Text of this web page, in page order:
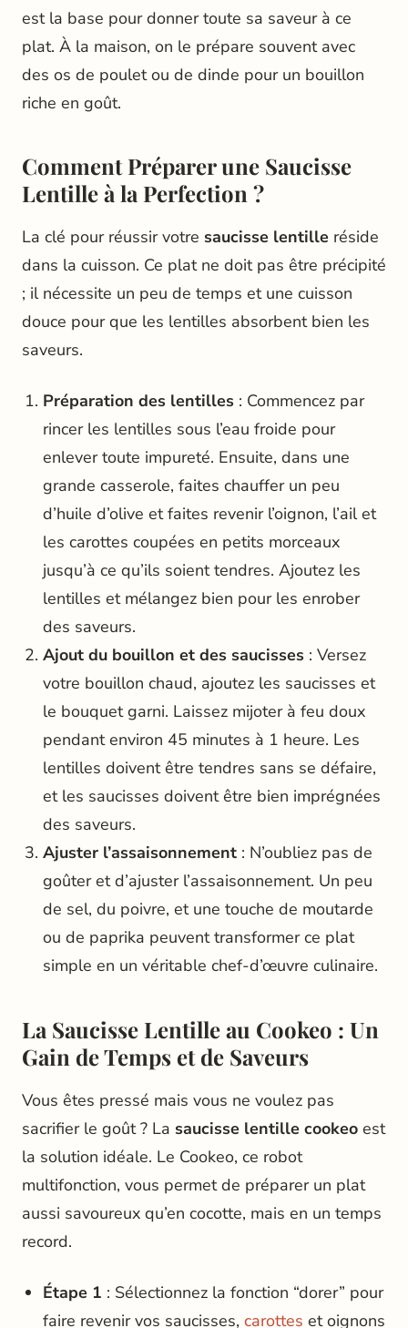
est la base pour donner toute sa saveur à ce
plat. À la maison, on le prépare souvent avec
des os de poulet ou de dinde pour un bouillon
riche en goût.
Comment Préparer une Saucisse
Lentille à la Perfection ?
La clé pour réussir votre saucisse lentille réside
dans la cuisson. Ce plat ne doit pas être précipité
; il nécessite un peu de temps et une cuisson
douce pour que les lentilles absorbent bien les
saveurs.
Préparation des lentilles: Commencez par
rincer les lentilles sous l’eau froide pour
enlever toute impureté. Ensuite, dans une
grande casserole, faites chauffer un peu
d’huile d’olive et faites revenir l’oignon, l’ail et
les carottes coupées en petits morceaux
jusqu’à ce qu’ils soient tendres. Ajoutez les
lentilles et mélangez bien pour les enrober
des saveurs.
Ajout du bouillon et des saucisses: Versez
votre bouillon chaud, ajoutez les saucisses et
le bouquet garni. Laissez mijoter à feu doux
pendant environ 45 minutes à 1 heure. Les
lentilles doivent être tendres sans se défaire,
et les saucisses doivent être bien imprégnées
des saveurs.
Ajuster l’assaisonnement: N’oubliez pas de
goûter et d’ajuster l’assaisonnement. Un peu
de sel, du poivre, et une touche de moutarde
ou de paprika peuvent transformer ce plat
simple en un véritable chef-d’œuvre culinaire.
La Saucisse Lentille au Cookeo : Un
Gain de Temps et de Saveurs
Vous êtes pressé mais vous ne voulez pas
sacrifier le goût ? La saucisse lentille cookeo est
la solution idéale. Le Cookeo, ce robot
multifonction, vous permet de préparer un plat
aussi savoureux qu’en cocotte, mais en un temps
record.
Étape 1 : Sélectionnez la fonction “dorer” pour
faire revenir vos saucisses, carottes et oignons